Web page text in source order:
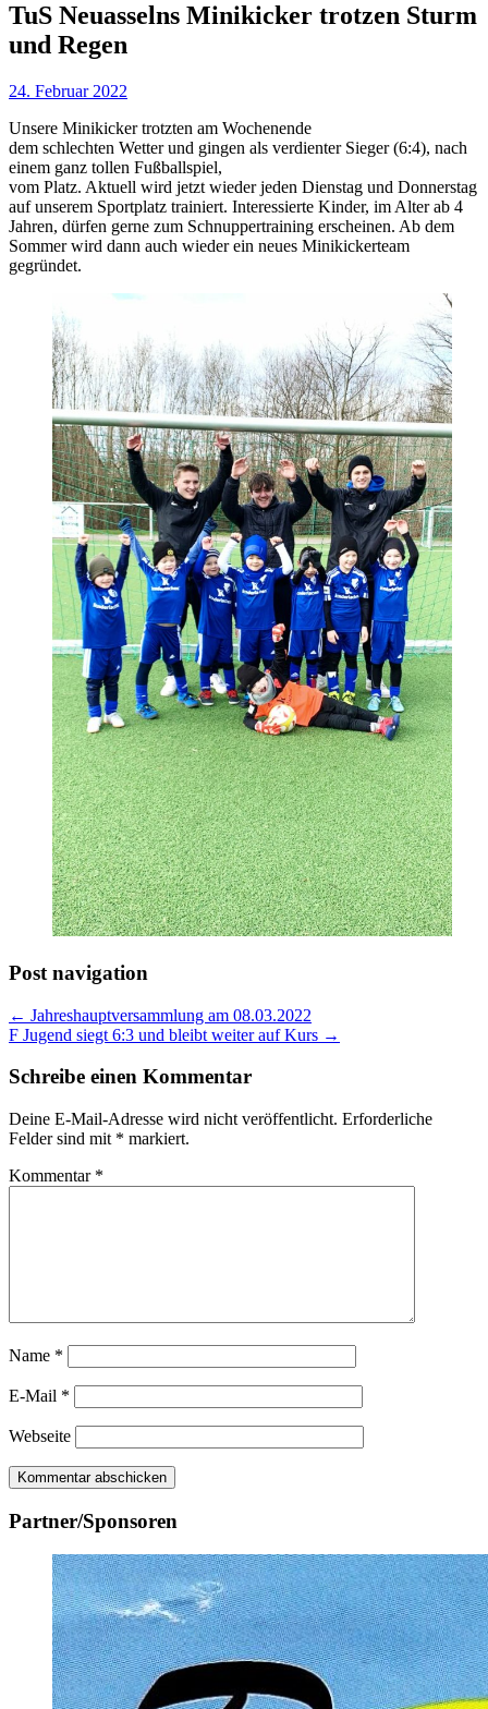
TuS Neuasselns Minikicker trotzen Sturm
und Regen
24. Februar 2022
Unsere Minikicker trotzten am Wochenende
dem schlechten Wetter und gingen als verdienter Sieger (6:4), nach
einem ganz tollen Fußballspiel,
vom Platz. Aktuell wird jetzt wieder jeden Dienstag und Donnerstag
auf unserem Sportplatz trainiert. Interessierte Kinder, im Alter ab 4
Jahren, dürfen gerne zum Schnuppertraining erscheinen. Ab dem
Sommer wird dann auch wieder ein neues Minikickerteam
gegründet.
Post navigation
← Jahreshauptversammlung am 08.03.2022
F Jugend siegt 6:3 und bleibt weiter auf Kurs →
Schreibe einen Kommentar
Deine E-Mail-Adresse wird nicht veröffentlicht. Erforderliche
Felder sind mit * markiert.
Kommentar *
Name *
E-Mail *
Webseite
Partner/Sponsoren